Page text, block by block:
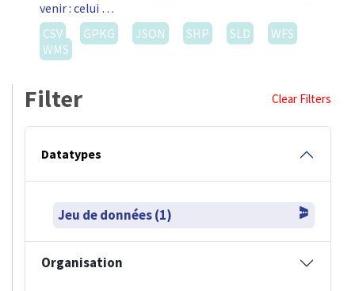
venir : celui …
CSV
GPKG JSON SHP SLD
WFS
WMS
Filter Clear Filters
Datatypes
Jeu de données (1)
Organisation